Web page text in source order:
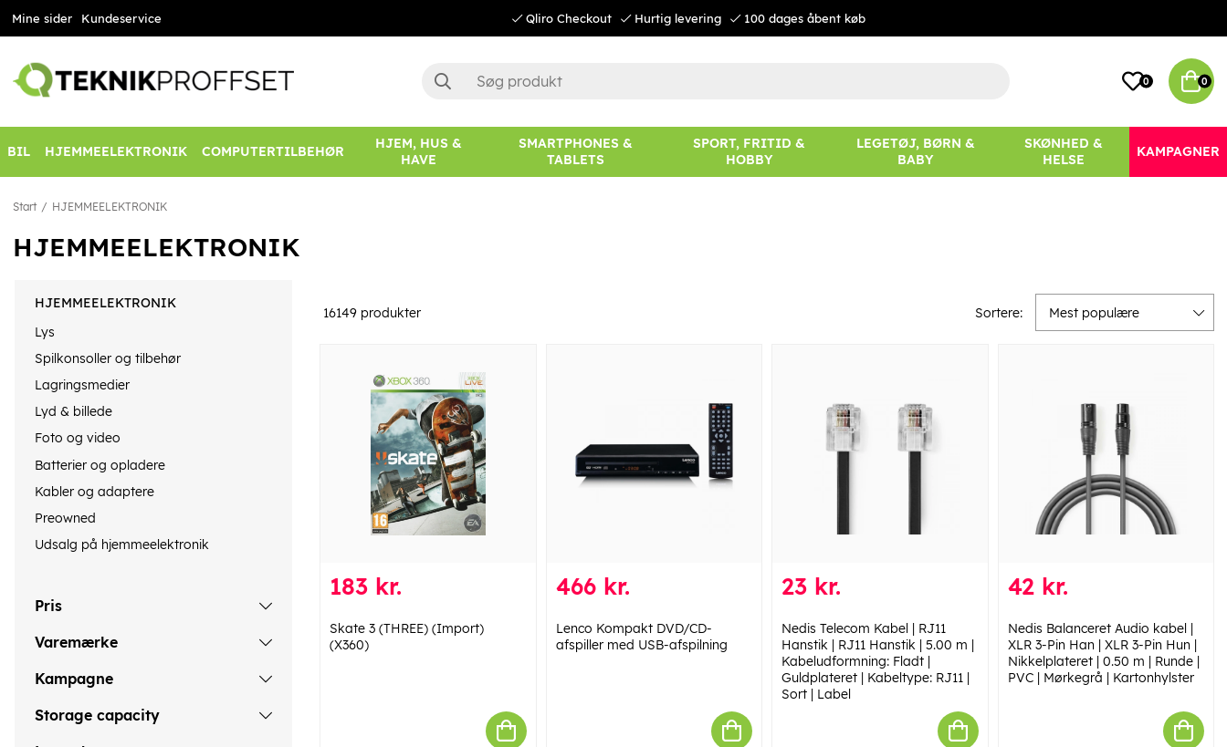
Mine sider Kundeservice Qliro Checkout Hurtig levering 100 dages åbent køb
0 0
BIL HJEMMEELEKTRONIK COMPUTERTILBEHØR
HJEM, HUS &
HAVE
SMARTPHONES &
TABLETS
SPORT, FRITID &
HOBBY
LEGETØJ, BØRN &
BABY
SKØNHED &
HELSE
KAMPAGNER
Start HJEMMEELEKTRONIK
HJEMMEELEKTRONIK
HJEMMEELEKTRONIK
Lys
Spilkonsoller og tilbehør
Lagringsmedier
Lyd & billede
Foto og video
Batterier og opladere
Kabler og adaptere
Preowned
Udsalg på hjemmeelektronik
Pris
Varemærke
Kampagne
Storage capacity
16149 produkter Sortere: Mest populære
183 kr.
Skate 3 (THREE) (Import)
(X360)
466 kr.
Lenco Kompakt DVD/CD-
afspiller med USB-afspilning
23 kr.
Nedis Telecom Kabel | RJ11
Hanstik | RJ11 Hanstik | 5.00 m |
Kabeludformning: Fladt |
Guldplateret | Kabeltype: RJ11 |
Sort | Label
42 kr.
Nedis Balanceret Audio kabel |
XLR 3-Pin Han | XLR 3-Pin Hun |
Nikkelplateret | 0.50 m | Runde |
PVC | Mørkegrå | Kartonhylster